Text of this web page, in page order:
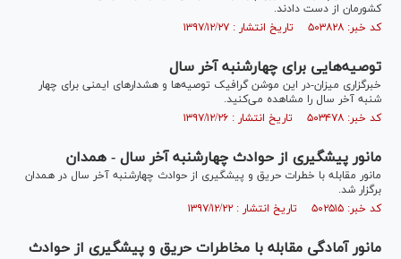
کشورمان از دست دادند.
کد خبر: ۵۰۳۸۲۸ تاریخ انتشار : ۱۳۹۷/۱۲/۲۷
توصیه‌هایی برای چهارشنبه آخر سال
خبرگزاری میزان-در این موشن گرافیک توصیه‌ها و هشدارهای ایمنی برای چهار
شنبه آخر سال را مشاهده می‌کنید.
کد خبر: ۵۰۳۴۷۸ تاریخ انتشار : ۱۳۹۷/۱۲/۲۶
مانور پیشگیری از حوادث چهارشنبه آخر سال - همدان
مانور مقابله با خطرات حریق و پیشگیری از حوادث چهارشنبه آخر سال در همدان
برگزار شد.
کد خبر: ۵۰۲۵۱۵ تاریخ انتشار : ۱۳۹۷/۱۲/۲۲
مانور آمادگی مقابله با مخاطرات حریق و پیشگیری از حوادث